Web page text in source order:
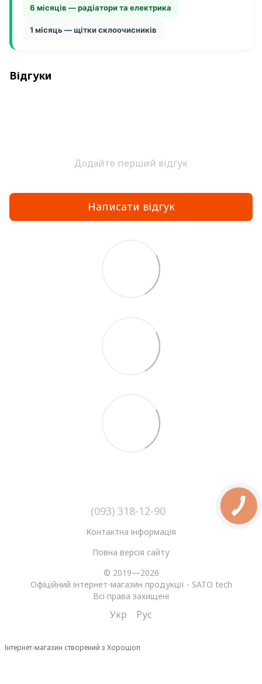
6 місяців — радіатори та електрика
1 місяць — щітки склоочисників
Відгуки
Додайте перший відгук
Написати відгук
(093) 318-12-90
Контактна інформація
Повна версія сайту
© 2019—2026
Офіційний інтернет-магазин продукції - SATO tech
Всі права захищені
Укр Рус
Інтернет-магазин створений з Хорошоп